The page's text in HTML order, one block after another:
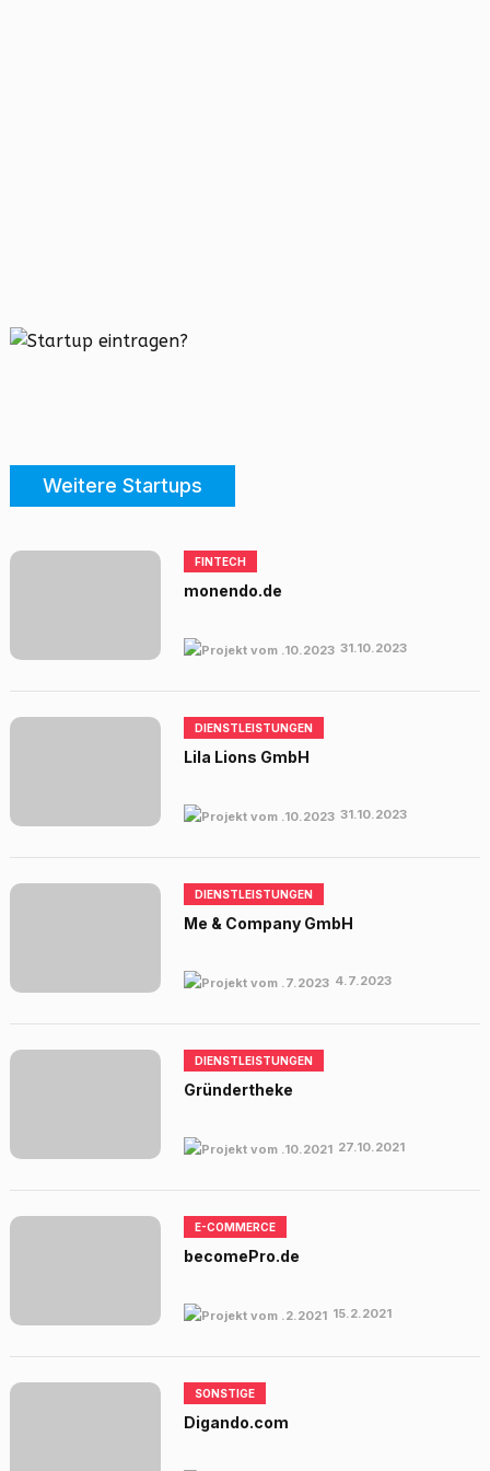
Weitere Startups
FINTECH
monendo.de
31.10.2023
DIENSTLEISTUNGEN
Lila Lions GmbH
31.10.2023
DIENSTLEISTUNGEN
Me & Company GmbH
4.7.2023
DIENSTLEISTUNGEN
Gründertheke
27.10.2021
E-COMMERCE
becomePro.de
15.2.2021
SONSTIGE
Digando.com